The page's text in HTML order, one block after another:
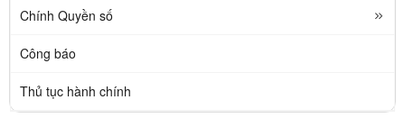
Chính Quyền số
Công báo
Thủ tục hành chính